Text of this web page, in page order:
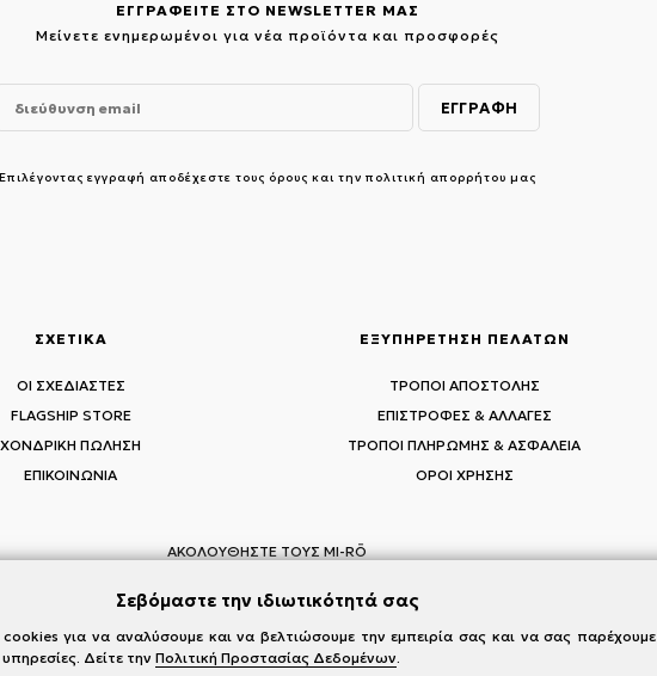
ΕΓΓΡΑΦΕΙΤΕ ΣΤΟ NEWSLETTER ΜΑΣ
Μείνετε ενημερωμένοι για νέα προϊόντα και προσφορές
Επιλέγοντας εγγραφή αποδέχεστε τους όρους και την πολιτική απορρήτου μας
ΣΧΕΤΙΚΑ
ΟΙ ΣΧΕΔΙΑΣΤΕΣ
FLAGSHIP STORE
ΧΟΝΔΡΙΚΗ ΠΩΛΗΣΗ
ΕΠΙΚΟΙΝΩΝΙΑ
ΕΞΥΠΗΡΕΤΗΣΗ ΠΕΛΑΤΩΝ
ΤΡΟΠΟΙ ΑΠΟΣΤΟΛΗΣ
ΕΠΙΣΤΡΟΦΕΣ & ΑΛΛΑΓΕΣ
ΤΡΟΠΟΙ ΠΛΗΡΩΜΗΣ & ΑΣΦΑΛΕΙΑ
ΟΡΟΙ ΧΡΗΣΗΣ
ΑΚΟΛΟΥΘΗΣΤΕ ΤΟΥΣ MI-RŌ
Σεβόμαστε την ιδιωτικότητά σας
cookies για να αναλύσουμε και να βελτιώσουμε την εμπειρία σας και να σας παρέχουμε
Δείτε την Πολιτική Προστασίας Δεδομένων.